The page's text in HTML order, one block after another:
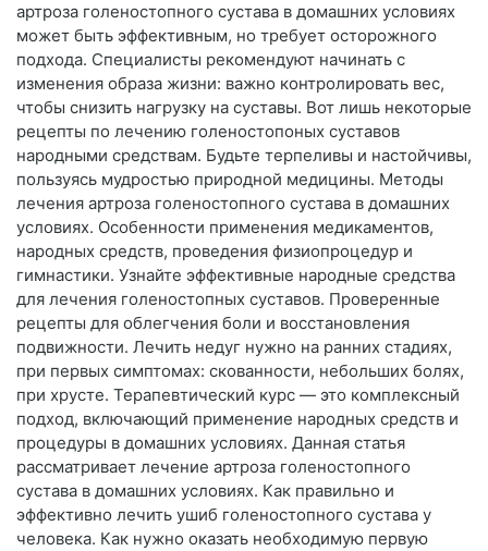
артроза голеностопного сустава в домашних условиях
может быть эффективным, но требует осторожного
подхода. Специалисты рекомендуют начинать с
изменения образа жизни: важно контролировать вес,
чтобы снизить нагрузку на суставы. Вот лишь некоторые
рецепты по лечению голеностопоных суставов
народными средствам. Будьте терпеливы и настойчивы,
пользуясь мудростью природной медицины. Методы
лечения артроза голеностопного сустава в домашних
условиях. Особенности применения медикаментов,
народных средств, проведения физиопроцедур и
гимнастики. Узнайте эффективные народные средства
для лечения голеностопных суставов. Проверенные
рецепты для облегчения боли и восстановления
подвижности. Лечить недуг нужно на ранних стадиях,
при первых симптомах: скованности, небольших болях,
при хрусте. Терапевтический курс — это комплексный
подход, включающий применение народных средств и
процедуры в домашних условиях. Данная статья
рассматривает лечение артроза голеностопного
сустава в домашних условиях. Как правильно и
эффективно лечить ушиб голеностопного сустава у
человека. Как нужно оказать необходимую первую